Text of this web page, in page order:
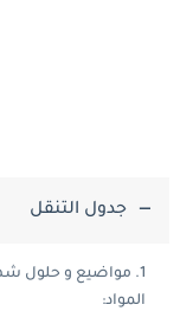
جدول التنقل
المواد: